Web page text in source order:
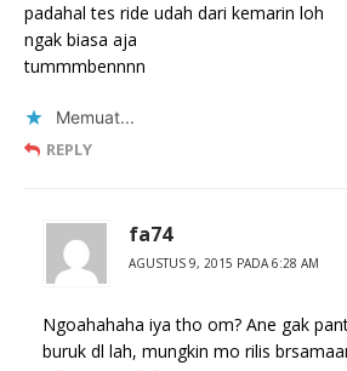
padahal tes ride udah dari kemarin loh
ngak biasa aja
tummmbennnn
Memuat...
REPLY
fa74
AGUSTUS 9, 2015 PADA 6:28 AM
Ngoahahaha iya tho om? Ane gak
buruk dl lah, mungkin mo rilis